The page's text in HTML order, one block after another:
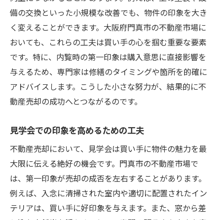
備の交換といった小規模な改善でも、物件の印象を大き
く変えることができます。大阪府門真市の不動産市場に
おいても、これらの工夫は買い手の心を掴む重要な要素
です。特に、内覧時の第一印象は購入意思に直接影響を
与えるため、専門家は修繕のタイミングや箇所を的確に
アドバイスします。こうした小さな努力が、結果的に不
動産売却の成功へとつながるのです。
見学会での印象を高めるための工夫
不動産売却において、見学会は買い手に物件の魅力を最
大限に伝える絶好の機会です。門真市の不動産市場で
は、第一印象が売却の成否を左右することがあります。
例えば、入念に清掃された室内や適切に配置されたイン
テリアは、買い手に好印象を与えます。また、窓から差